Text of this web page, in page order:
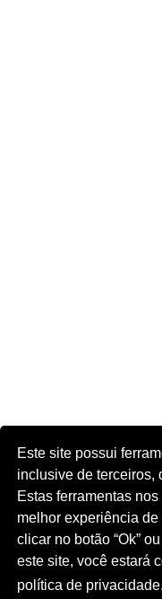
Este site possui
inclusive de terceiros,
Estas ferramentas
melhor experiência
clicar no botão “Ok”
este site, você estará
política de privacidade.